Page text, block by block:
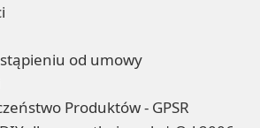
od umowy
Produktów - GPSR